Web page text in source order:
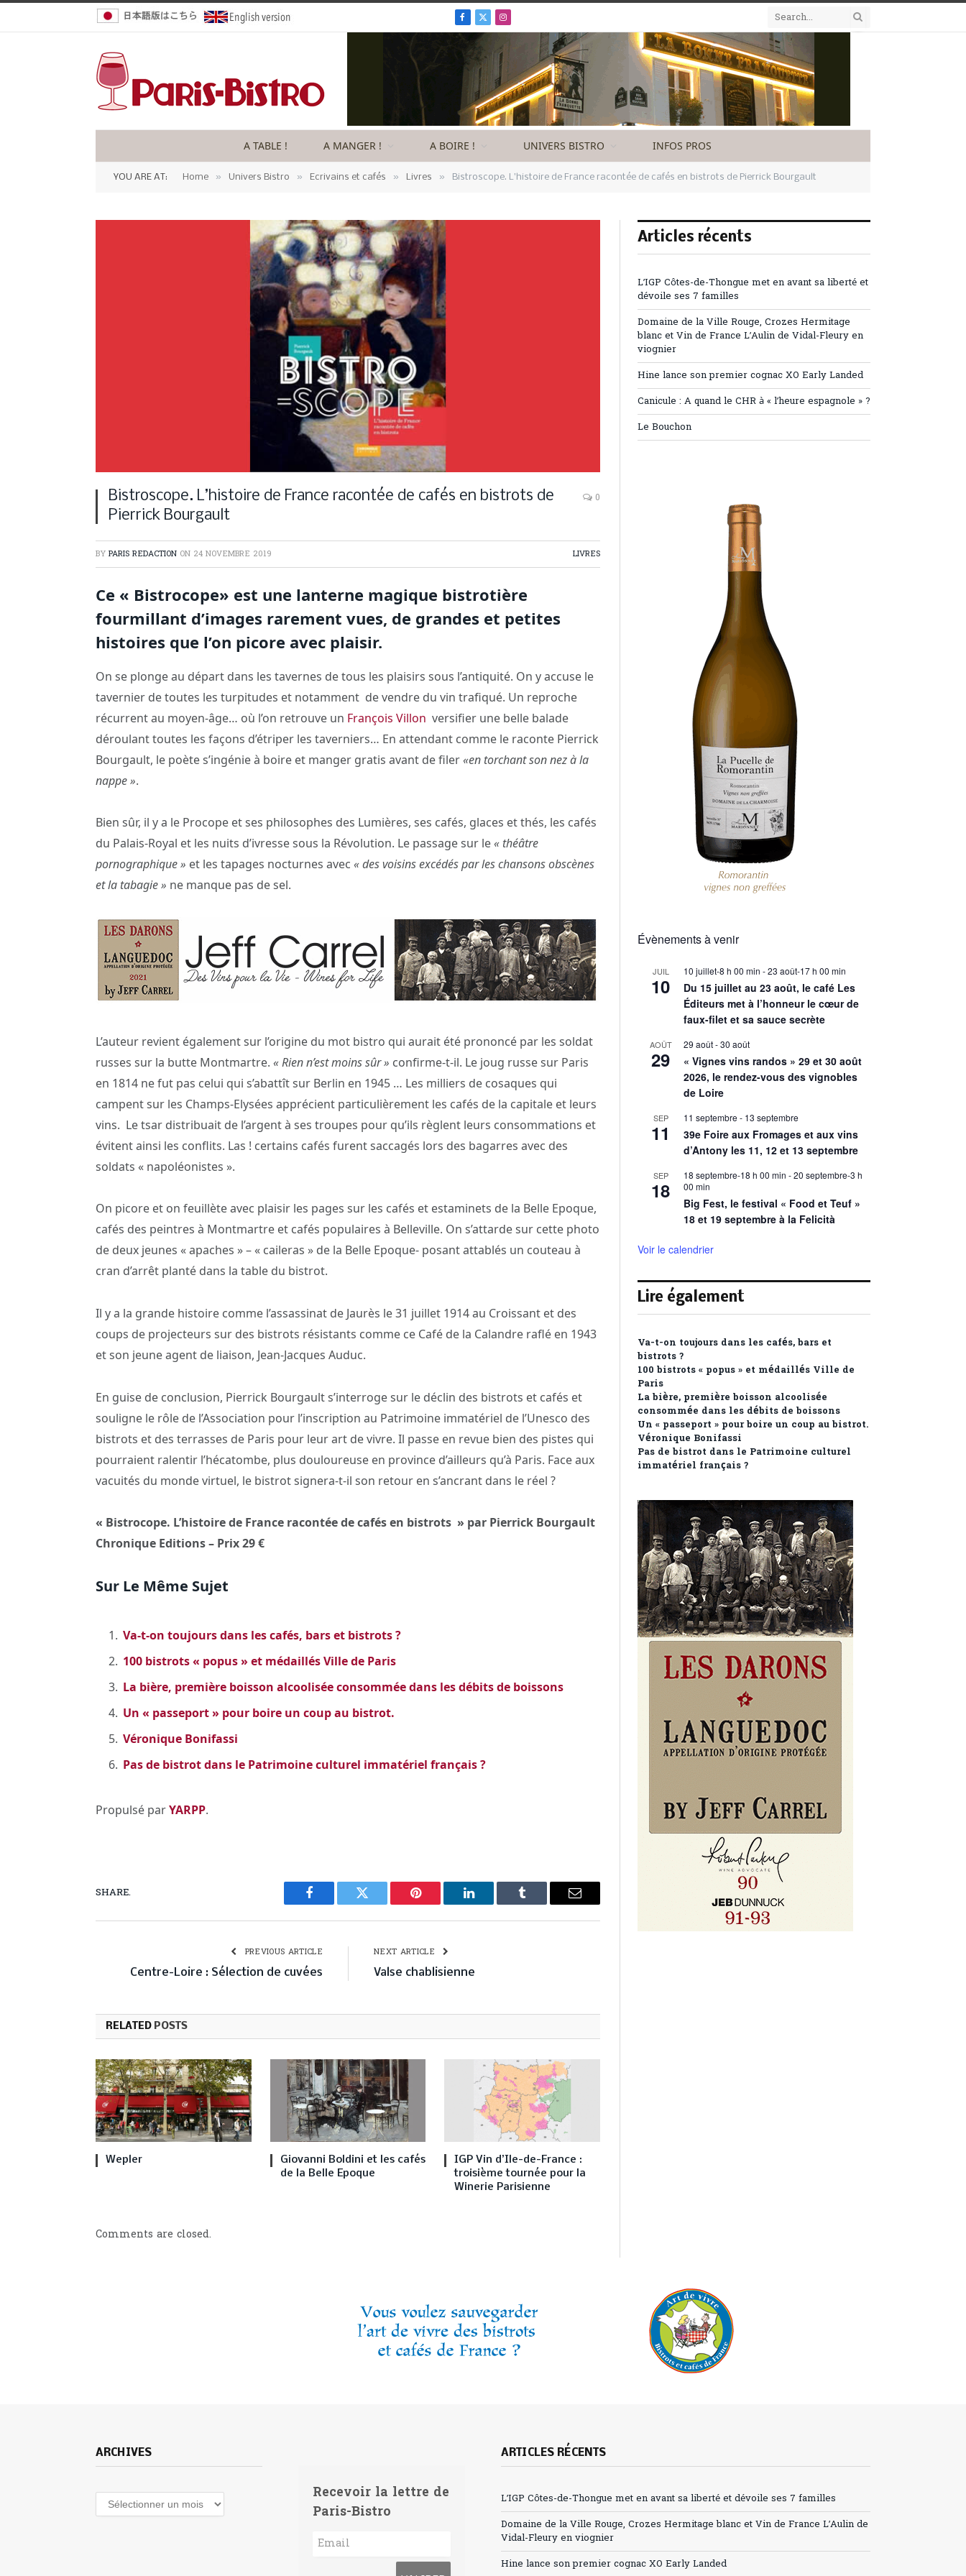
Facebook
X
(Twitter)
Instagram
A TABLE ! A MANGER ! A BOIRE ! UNIVERS BISTRO INFOS PROS
YOU ARE AT: Home » Univers Bistro » Ecrivains et cafés » Livres » Bistroscope. L’histoire de France racontée de cafés en bistrots de Pierrick Bourgault
Bistroscope. L’histoire de France racontée de cafés en bistrots de
Pierrick Bourgault
0
BY PARIS REDACTION ON 24 NOVEMBRE 2019 LIVRES
Ce « Bistrocope» est une lanterne magique bistrotière
fourmillant d’images rarement vues, de grandes et petites
histoires que l’on picore avec plaisir.
On se plonge au départ dans les tavernes de tous les plaisirs sous l’antiquité. On y accuse le
tavernier de toutes les turpitudes et notamment de vendre du vin trafiqué. Un reproche
récurrent au moyen-âge… où l’on retrouve un François Villon versifier une belle balade
déroulant toutes les façons d’étriper les taverniers… En attendant comme le raconte Pierrick
Bourgault, le poète s’ingénie à boire et manger gratis avant de filer«en torchant son nez à la
nappe ».
Bien sûr, il y a le Procope et ses philosophes des Lumières, ses cafés, glaces et thés, les cafés
du Palais-Royal et les nuits d’ivresse sous la Révolution. Le passage sur le« théâtre
pornographique » et les tapages nocturnes avec « des voisins excédés par les chansons obscènes
et la tabagie » ne manque pas de sel.
L’auteur revient également sur l’origine du mot bistro qui aurait été prononcé par les soldat
russes sur la butte Montmartre. « Rien n’est moins sûr » confirme-t-il. Le joug russe sur Paris
en 1814 ne fut pas celui qui s’abattît sur Berlin en 1945 … Les milliers de cosaques qui
campent sur les Champs-Elysées apprécient particulièrement les cafés de la capitale et leurs
vins. Le tsar distribuait de l’argent à ses troupes pour qu’ils règlent leurs consommations et
évitent ainsi les conflits. Las ! certains cafés furent saccagés lors des bagarres avec des
soldats « napoléonistes ».
On picore et on feuillète avec plaisir les pages sur les cafés et estaminets de la Belle Epoque,
cafés des peintres à Montmartre et cafés populaires à Belleville. On s’attarde sur cette photo
de deux jeunes « apaches » – « caileras » de la Belle Epoque- posant attablés un couteau à
cran d’arrêt planté dans la table du bistrot.
Il y a la grande histoire comme l’assassinat de Jaurès le 31 juillet 1914 au Croissant et des
coups de projecteurs sur des bistrots résistants comme ce Café de la Calandre raflé en 1943
et son jeune agent de liaison, Jean-Jacques Auduc.
En guise de conclusion, Pierrick Bourgault s’interroge sur le déclin des bistrots et cafés et
souligne le rôle de l’Association pour l’inscription au Patrimoine immatériel de l’Unesco des
bistrots et des terrasses de Paris pour leur art de vivre. Il passe en revue bien des pistes qui
pourraient ralentir l’hécatombe, plus douloureuse en province d’ailleurs qu’à Paris. Face aux
vacuités du monde virtuel, le bistrot signera-t-il son retour en s’ancrant dans le réel ?
« Bistrocope. L’histoire de France racontée de cafés en bistrots » par Pierrick Bourgault
Chronique Editions – Prix 29 €
Sur Le Même Sujet
Va-t-on toujours dans les cafés, bars et bistrots ?
100 bistrots « popus » et médaillés Ville de Paris
La bière, première boisson alcoolisée consommée dans les débits de boissons
Un « passeport » pour boire un coup au bistrot.
Véronique Bonifassi
Pas de bistrot dans le Patrimoine culturel immatériel français ?
Propulsé parYARPP.
SHARE.
Facebook Twitter Pinterest LinkedIn Tumblr Email
PREVIOUS ARTICLE
Centre-Loire : Sélection de cuvées
NEXT ARTICLE
Valse chablisienne
RELATED POSTS
Wepler
Giovanni Boldini et les cafés
de la Belle Epoque
IGP Vin d’Ile-de-France :
troisième tournée pour la
Winerie Parisienne
Comments are closed.
Articles récents
L’IGP Côtes-de-Thongue met en avant sa liberté et
dévoile ses 7 familles
Domaine de la Ville Rouge, Crozes Hermitage
blanc et Vin de France L’Aulin de Vidal-Fleury en
viognier
Hine lance son premier cognac XO Early Landed
Canicule : A quand le CHR à « l’heure espagnole » ?
Le Bouchon
Évènements à venir
JUIL
10
10 juillet-8 h 00 min -23 août-17 h 00 min
Du 15 juillet au 23 août, le café Les
Éditeurs met à l’honneur le cœur de
faux-filet et sa sauce secrète
AOÛT
29
29 août-30 août
« Vignes vins randos » 29 et 30 août
2026, le rendez-vous des vignobles
de Loire
SEP
11
11 septembre - 13 septembre
39e Foire aux Fromages et aux vins
d’Antony les 11, 12 et 13 septembre
SEP
18
18 septembre-18 h 00 min -20 septembre-3 h
00 min
Big Fest, le festival « Food et Teuf »
18 et 19 septembre à la Felicità
Voir le calendrier
Lire également
Va-t-on toujours dans les cafés, bars et
bistrots ?
100 bistrots « popus » et médaillés Ville de
Paris
La bière, première boisson alcoolisée
consommée dans les débits de boissons
Un « passeport » pour boire un coup au bistrot.
Véronique Bonifassi
Pas de bistrot dans le Patrimoine culturel
immatériel français ?
ARCHIVES
Archives
Recevoir la lettre de
Paris-Bistro
ARTICLES RÉCENTS
L’IGP Côtes-de-Thongue met en avant sa liberté et dévoile ses 7 familles
Domaine de la Ville Rouge, Crozes Hermitage blanc et Vin de France L’Aulin de
Vidal-Fleury en viognier
Hine lance son premier cognac XO Early Landed